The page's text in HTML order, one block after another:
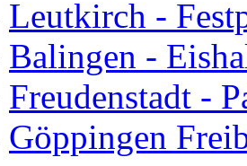
Leutkirch -
Balingen -
Freudenstadt -
Göppingen